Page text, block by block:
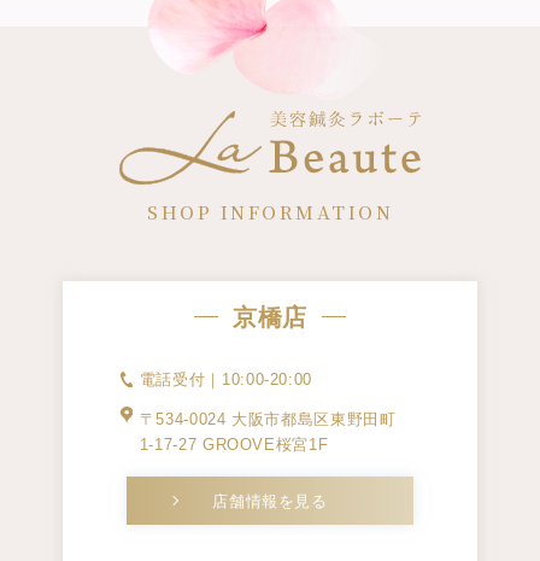
SHOP INFORMATION
京橋店
電話受付｜10:00-20:00
〒534-0024 大阪市都島区東野田町
1-17-27 GROOVE桜宮1F
店舗情報を見る